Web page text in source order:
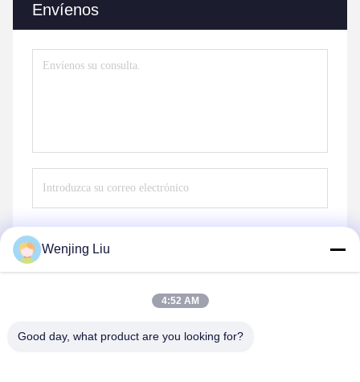
Envíenos
Wenjing Liu
4:52 AM
Good day, what product are you looking for?